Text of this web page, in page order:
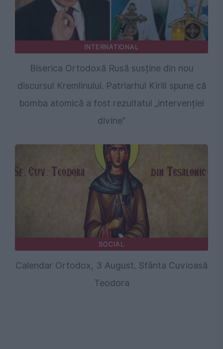
INTERNATIONAL
Biserica Ortodoxă Rusă susține din nou
discursul Kremlinului. Patriarhul Kirill spune că
bomba atomică a fost rezultatul „intervenției
divine”
SOCIAL
Calendar Ortodox, 3 August. Sfânta Cuvioasă
Teodora